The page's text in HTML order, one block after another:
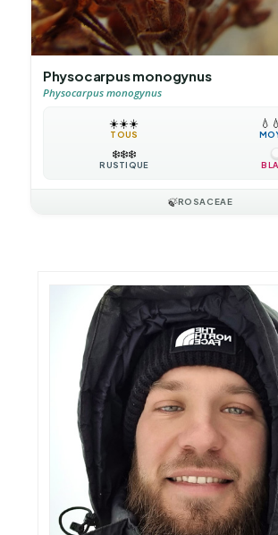
Physocarpus monogynus
Physocarpus monogynus
☀️☀️☀️
TOUS
💧 💧
❄️❄️❄️
RUSTIQUE
🍃ROSACEAE